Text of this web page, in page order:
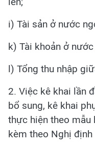
i) Tài sản ở nước
k) Tài khoản ở
l) Tổng thu nhập
2. Việc kê khai lần
bổ sung, kê khai
thực hiện theo mẫu
kèm theo Nghị định